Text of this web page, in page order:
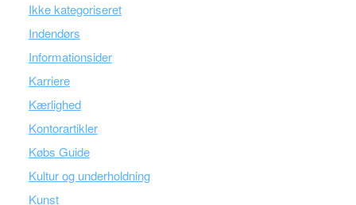
Ikke kategoriseret
Indendørs
Informationsider
Karriere
Kærlighed
Kontorartikler
Købs Guide
Kultur og underholdning
Kunst